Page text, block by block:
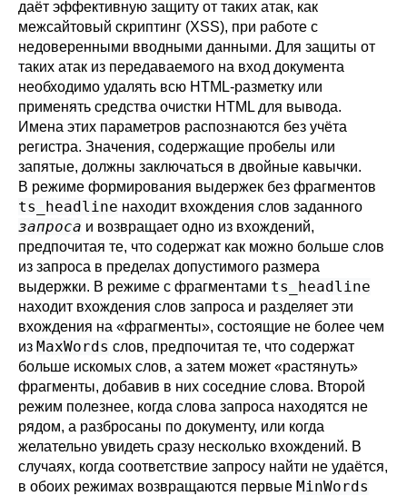
даёт эффективную защиту от таких атак, как
межсайтовый скриптинг (XSS), при работе с
недоверенными вводными данными. Для защиты от
таких атак из передаваемого на вход документа
необходимо удалять всю HTML-разметку или
применять средства очистки HTML для вывода.
Имена этих параметров распознаются без учёта
регистра. Значения, содержащие пробелы или
запятые, должны заключаться в двойные кавычки.
В режиме формирования выдержек без фрагментов
ts_headline находит вхождения слов заданного
запроса и возвращает одно из вхождений,
предпочитая те, что содержат как можно больше слов
из запроса в пределах допустимого размера
выдержки. В режиме с фрагментами ts_headline
находит вхождения слов запроса и разделяет эти
вхождения на «фрагменты», состоящие не более чем
из MaxWords слов, предпочитая те, что содержат
больше искомых слов, а затем может «растянуть»
фрагменты, добавив в них соседние слова. Второй
режим полезнее, когда слова запроса находятся не
рядом, а разбросаны по документу, или когда
желательно увидеть сразу несколько вхождений. В
случаях, когда соответствие запросу найти не удаётся,
в обоих режимах возвращаются первые MinWords